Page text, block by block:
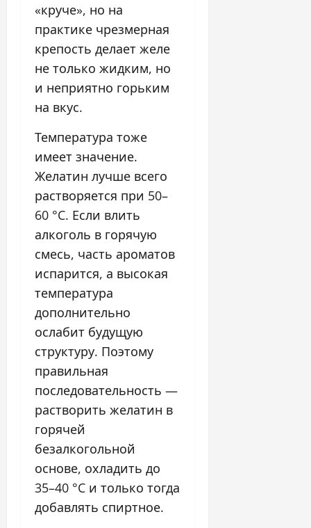
«круче», но на
практике чрезмерная
крепость делает желе
не только жидким, но
и неприятно горьким
на вкус.
Температура тоже
имеет значение.
Желатин лучше всего
растворяется при 50–
60 °C. Если влить
алкоголь в горячую
смесь, часть ароматов
испарится, а высокая
температура
дополнительно
ослабит будущую
структуру. Поэтому
правильная
последовательность —
растворить желатин в
горячей
безалкогольной
основе, охладить до
35–40 °C и только тогда
добавлять спиртное.